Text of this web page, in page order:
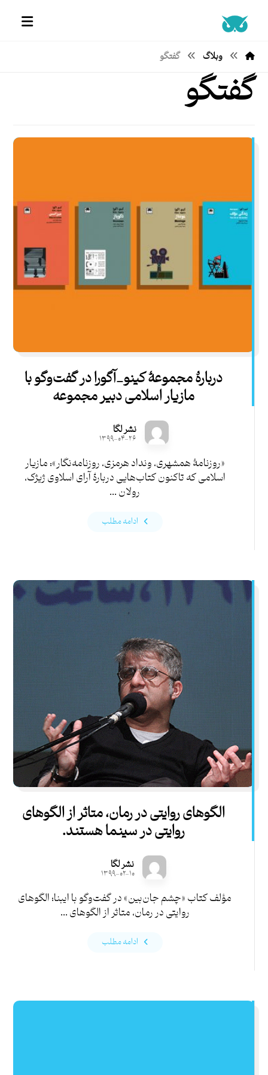
وبلاگ گفتگو
گفتگو
دربارۀ مجموعۀ کینو_آگورا در گفت‌وگو با
مازیار اسلامی دبیر مجموعه
نشر لگا
۱۳۹۹-۰۴-۲۶
«روزنامۀ همشهری، ونداد هرمزی، روزنامه‌نگار»: مازیار
اسلامی که تاکنون کتاب‌هایی دربارۀ آرای اسلاوی ژیژک،
رولان ...
ادامه مطلب
الگوهای روایتی در رمان، متاثر از الگوهای
روایتی در سینما هستند.
نشر لگا
۱۳۹۹-۰۲-۱۰
مؤلف کتاب «چشم جان‌بین» در گفت‌وگو با ایبنا؛ الگوهای
روایتی در رمان، متاثر از الگوهای ...
ادامه مطلب